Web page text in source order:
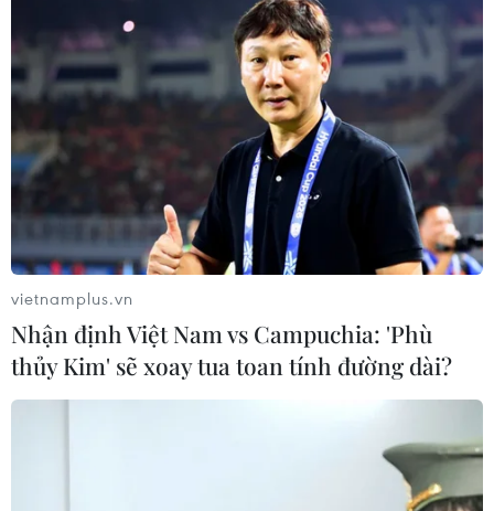
Phát hiện và tịch thu hơn 7.000 cuốn sách
in lậu tại Hà Nội
01/06/2015 14:00
Chiều 31/5/2015, Phòng PA83, Công an TP. Hà Nội phối
hợp cùng Công ty First News – Trí Việt đã kiểm tra khẩn
cấp và phát hiện xưởng gia công sách in lậu công khai
7.000 cuốn Đắc Nhân Tâm.
vietnamplus.vn
Nhận định Việt Nam vs Campuchia: 'Phù
thủy Kim' sẽ xoay tua toan tính đường dài?